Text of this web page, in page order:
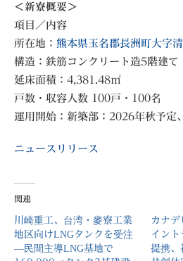
＜新寮概要＞
項目／内容
所在地： 熊本県玉名郡長洲町大字
構造：鉄筋コンクリート造5階建て
延床面積：4,381.48㎡
戸数・収容人数 100戸・100名
運用開始：新築部：2026年秋予定
ニュースリリース
関連
川崎重工、台湾・麥寮工業
地区向けLNGタンクを受注
―民間主導LNG基地で
カナデ
イント
提携、